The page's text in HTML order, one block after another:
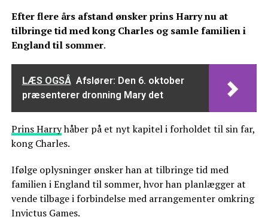
Efter flere års afstand ønsker prins Harry nu at
tilbringe tid med kong Charles og samle familien i
England til sommer.
LÆS OGSÅ Afslører: Den 6. oktober
præsenterer dronning Mary det
Prins Harryhåber på et nyt kapitel i forholdet til sin far,
kong Charles.
Ifølge oplysninger ønsker han at tilbringe tid med
familien i England til sommer, hvor han planlægger at
vende tilbage i forbindelse med arrangementer omkring
Invictus Games.